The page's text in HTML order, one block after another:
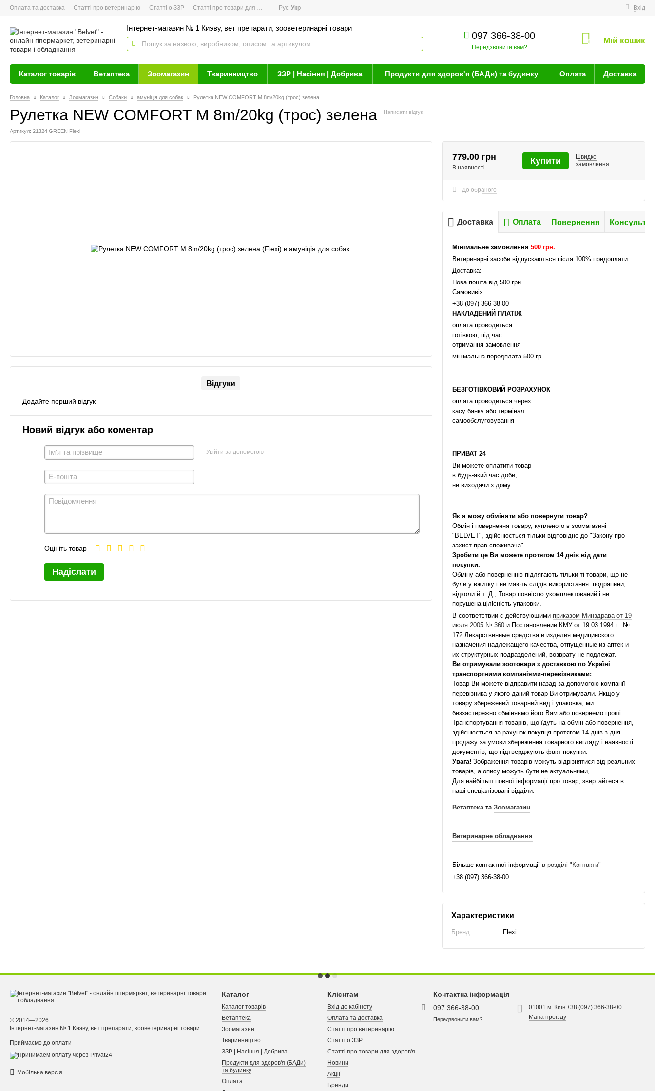
Оплата та доставка Статті про ветеринарію Статті о ЗЗР Статті про товари для здоров'я Новини Вхід
Рус Укр
Інтернет-магазин № 1 Киэву, вет препарати, зооветеринарні товари
097 366-38-00
Передзвонити вам?
0 Мій кошик
Каталог товарів Ветаптека Зоомагазин Тваринництво ЗЗР | Насіння | Добрива Продукти для здоров'я (БАДи) та будинку Оплата Доставка
Головна Каталог Зоомагазин Собаки амуніція для собак Рулетка NEW COMFORT M 8m/20kg (трос) зелена
Рулетка NEW COMFORT M 8m/20kg (трос) зелена Написати відгук
Артикул: 21324 GREEN Flexi
Відгуки
Додайте перший відгук
Новий відгук або коментар
Увійти за допомогою
Оцініть товар
Надіслати
779.00 грн
В наявності
Купити
Швидке
замовлення
До обраного
Доставка Оплата Повернення
Мінімальне замовлення 500 грн.
Ветеринарні засоби відпускаються після 100% предоплати.
Доставка:
Нова пошта від 500 грн
Самовивіз
+38 (097) 366-38-00
НАКЛАДЕНИЙ ПЛАТІЖ
оплата проводиться
готівкою, під час
отримання замовлення
мінімальна передплата 500 гр
БЕЗГОТІВКОВИЙ РОЗРАХУНОК
оплата проводиться через
касу банку або термінал
самообслуговування
ПРИВАТ 24
Ви можете оплатити товар
в будь-який час доби,
не виходячи з дому
Як я можу обміняти або повернути товар?
Обмін і повернення товару, купленого в зоомагазині
"BELVET", здійснюється тільки відповідно до "Закону про
захист прав споживача".
Зробити це Ви можете протягом 14 днів від дати
покупки.
Обміну або поверненню підлягають тільки ті товари, що не
були у вжитку і не мають слідів використання: подряпини,
відколи й т. Д., Товар повністю укомплектований і не
порушена цілісність упаковки.
В соответствии с действующими приказом Минздрава от 19
июля 2005 № 360и Постановлении КМУ от 19.03.1994 г.. №
172:Лекарственные средства и изделия медицинского
назначения надлежащего качества, отпущенные из аптек и
их структурных подразделений, возврату не подлежат.
Ви отримували зоотовари з доставкою по Україні
транспортними компаніями-перевізниками:
Товар Ви можете відправити назад за допомогою компанії
перевізника у якого даний товар Ви отримували. Якщо у
товару збережений товарний вид і упаковка, ми
беззастережно обміняємо його Вам або повернемо гроші.
Транспортування товарів, що їдуть на обмін або повернення,
здійснюється за рахунок покупця протягом 14 днів з дня
продажу за умови збереження товарного вигляду і наявності
документів, що підтверджують факт покупки.
Увага! Зображення товарів можуть відрізнятися від реальних
товарів, а опису можуть бути не актуальними,
Для найбільш повної інформації про товар, звертайтеся в
наші спеціалізовані відділи:
Ветаптеката Зоомагазин
Ветеринарне обладнання
Більше контактної інформації в розділі "Контакти"
+38 (097) 366-38-00
Характеристики
Бренд Flexi
© 2014—2026
Інтернет-магазин № 1 Киэву, вет препарати, зооветеринарні товари
Приймаємо до оплати
Мобільна версія
Каталог
Каталог товарів
Ветаптека
Зоомагазин
Тваринництво
ЗЗР | Насіння | Добрива
Продукти для здоров'я (БАДи)
та будинку
Оплата
Клієнтам
Вхід до кабінету
Оплата та доставка
Статті про ветеринарію
Статті о ЗЗР
Статті про товари для здоров'я
Новини
Акції
Бренди
Контактна інформація
097 366-38-00
Передзвонити вам?
01001 м. Киів +38 (097) 366-38-00
Мапа проїзду